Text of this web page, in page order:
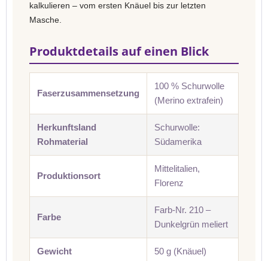
kalkulieren – vom ersten Knäuel bis zur letzten
Masche.
Produktdetails auf einen Blick
Faserzusammensetzung
100 % Schurwolle
(Merino extrafein)
Herkunftsland
Rohmaterial
Schurwolle:
Südamerika
Produktionsort
Mittelitalien,
Florenz
Farbe
Farb-Nr. 210 –
Dunkelgrün meliert
Gewicht 50 g (Knäuel)